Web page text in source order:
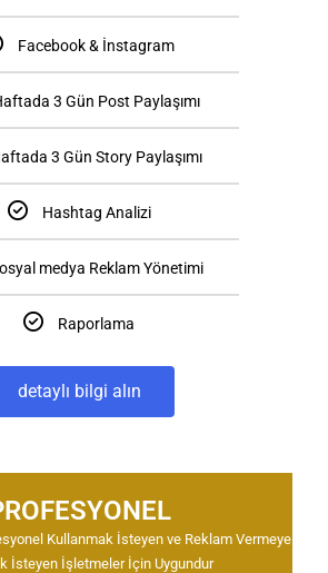
Facebook & İnstagram
3 Gün Post Paylaşımı
3 Gün Story Paylaşımı
Hashtag Analizi
medya Reklam Yönetimi
Raporlama
detaylı bilgi alın
Kullanmak İsteyen ve Reklam Vermeye
İsteyen İşletmeler İçin Uygundur